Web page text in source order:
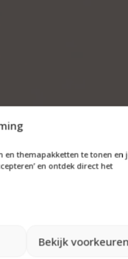
en themapakketten te tonen en
en ontdek direct het
Bekijk